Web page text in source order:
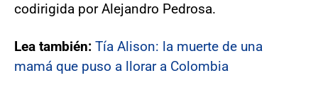
codirigida por Alejandro Pedrosa.
Lea también: Tía Alison: la muerte de una
mamá que puso a llorar a Colombia